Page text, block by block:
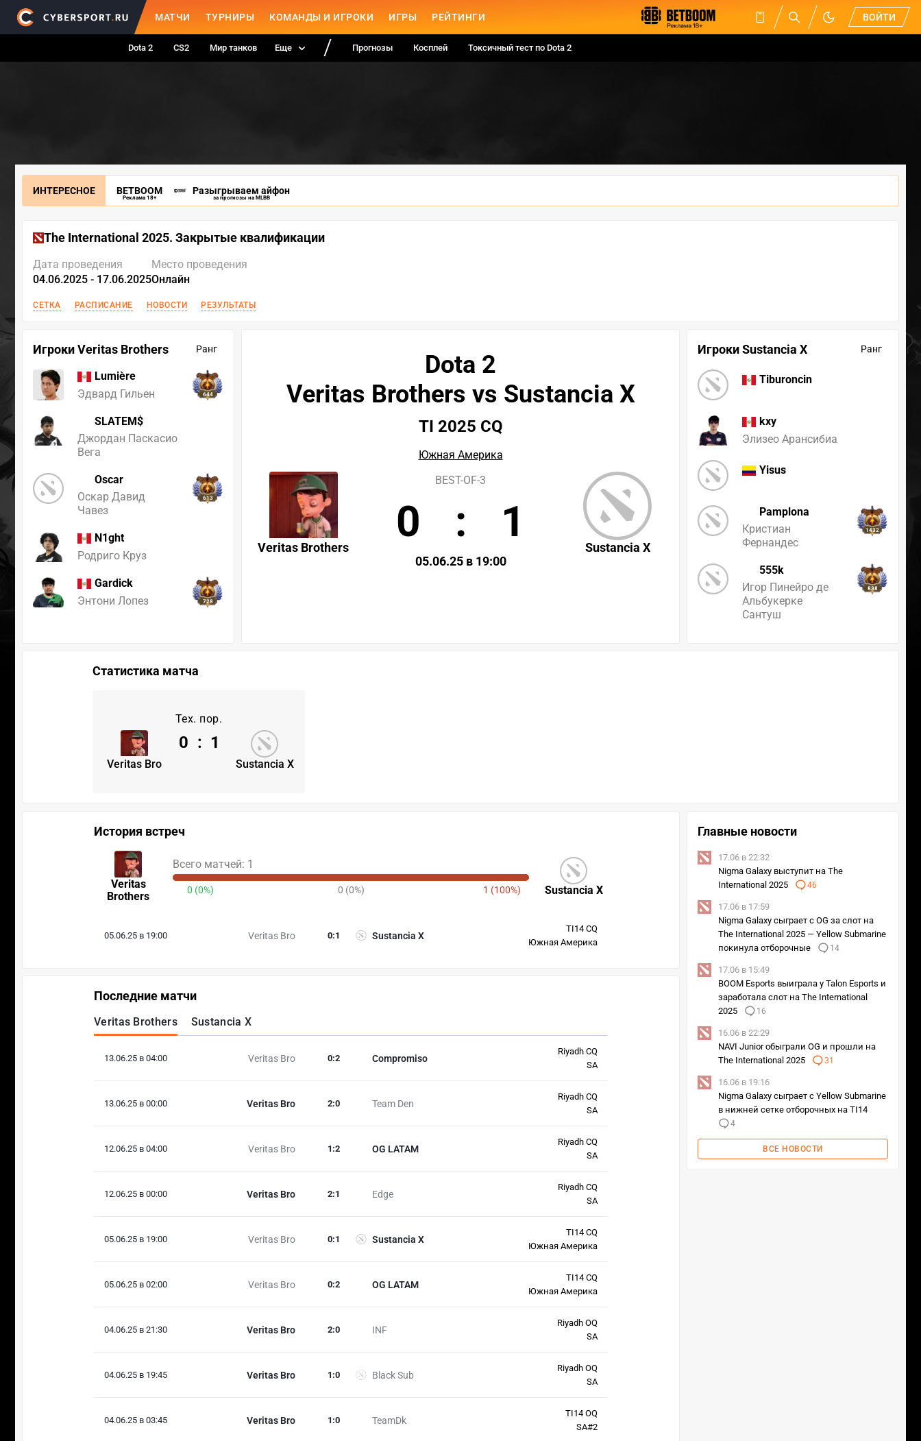
МАТЧИ ТУРНИРЫ КОМАНДЫ И ИГРОКИ ИГРЫ РЕЙТИНГИ ВОЙТИ
Dota 2 CS2 Мир танков Еще Прогнозы Косплей Токсичный тест по Dota 2
ИНТЕРЕСНОЕ BETBOOM
Реклама 18+
Разыгрываем айфон
за прогнозы на MLBB
The International 2025. Закрытые квалификации
Дата проведения
04.06.2025 - 17.06.2025
Место проведения
Онлайн
СЕТКА РАСПИСАНИЕ НОВОСТИ РЕЗУЛЬТАТЫ
Игроки Veritas Brothers Ранг
Lumière
Эдвард Гильен
644
SLATEM$
Джордан Паскасио
Вега
Oscar
Оскар Давид
Чавез
613
N1ght
Родриго Круз
Gardick
Энтони Лопез
728
Игроки Sustancia X Ранг
Tiburoncin
kxy
Элизео Арансибиа
Yisus
Pamplona
Кристиан
Фернандес
1432
555k
Игор Пинейро де
Альбукерке
Сантуш
838
Dota 2
Veritas Brothers vs Sustancia X
TI 2025 CQ
Южная Америка
Veritas Brothers Sustancia X
BEST-OF-3
0 : 1
05.06.25 в 19:00
Статистика матча
Тех. пор.
Veritas Bro Sustancia X
0 : 1
История встреч
Veritas
Brothers
Sustancia X
Всего матчей: 1
0 (0%) 0 (0%) 1 (100%)
05.06.25 в 19:00 Veritas Bro Sustancia X
0:1
TI14 CQ
Южная Америка
Последние матчи
Veritas Brothers Sustancia X
13.06.25 в 04:00 Veritas Bro Compromiso
0:2
Riyadh CQ
SA
13.06.25 в 00:00 Veritas Bro Team Den
2:0
Riyadh CQ
SA
12.06.25 в 04:00 Veritas Bro OG LATAM
1 :2
Riyadh CQ
SA
12.06.25 в 00:00 Veritas Bro Edge
2:1
Riyadh CQ
SA
05.06.25 в 19:00 Veritas Bro Sustancia X
0:1
TI14 CQ
Южная Америка
05.06.25 в 02:00 Veritas Bro OG LATAM
0:2
TI14 CQ
Южная Америка
04.06.25 в 21:30 Veritas Bro INF
2:0
Riyadh OQ
SA
04.06.25 в 19:45 Veritas Bro Black Sub
1 :0
Riyadh OQ
SA
04.06.25 в 03:45 Veritas Bro TeamDk
1 :0
TI14 OQ
SA#2
Главные новости
17.06 в 22:32
Nigma Galaxy выступит на The
International 2025
46
17.06 в 17:59
Nigma Galaxy сыграет с OG за слот на
The International 2025 — Yellow Submarine
покинула отборочные
14
17.06 в 15:49
BOOM Esports выиграла у Talon Esports и
заработала слот на The International
2025
16
16.06 в 22:29
NAVI Junior обыграли OG и прошли на
The International 2025
31
16.06 в 19:16
Nigma Galaxy сыграет с Yellow Submarine
в нижней сетке отборочных на TI14
4
ВСЕ НОВОСТИ